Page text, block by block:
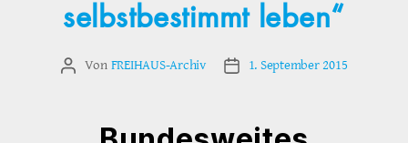
selbstbestimmt leben“
Beitragsautor
Von FREIHAUS-Archiv Veröffentlichungsdatum
1. September 2015